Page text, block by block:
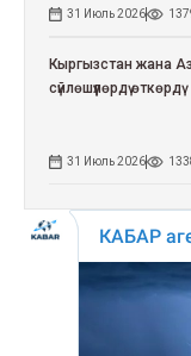
31 Июль 2026
Кыргызстан жана
сүйлөшүүлөрдү өткөрдү
31 Июль 2026